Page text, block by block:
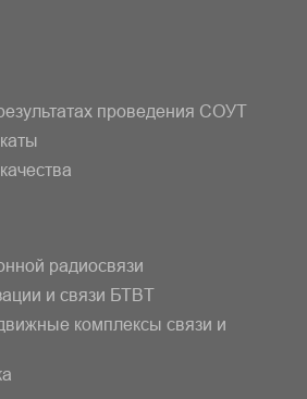
проведения СОУТ
радиосвязи
и связи БТВT
комплексы связи и